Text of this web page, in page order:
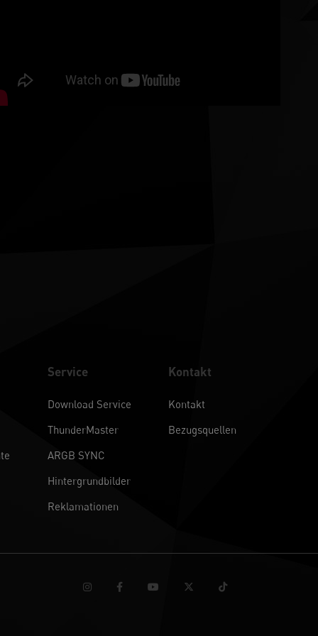
Service
Download Service
ThunderMaster
ARGB SYNC
Hintergrundbilder
Reklamationen
Kontakt
Kontakt
Bezugsquellen